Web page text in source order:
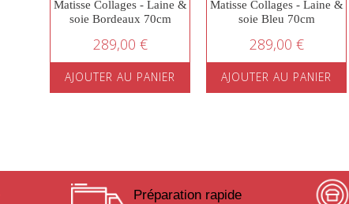
Matisse Collages - Laine &
soie Bordeaux 70cm
289,00 €
AJOUTER AU PANIER
Matisse Collages - Laine &
soie Bleu 70cm
289,00 €
AJOUTER AU PANIER
Préparation rapide